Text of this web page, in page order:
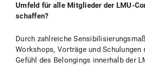
Umfeld für alle Mitglieder der LMU-
schaffen?
Durch zahlreiche
Workshops, Vorträge und Schulungen
Gefühl des Belongings innerhalb der